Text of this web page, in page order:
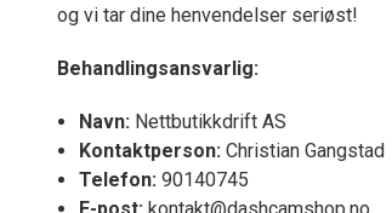
og vi tar dine henvendelser seriøst!
Behandlingsansvarlig:
Navn:Nettbutikkdrift AS
Kontaktperson:Christian Gangstad
Telefon:90140745